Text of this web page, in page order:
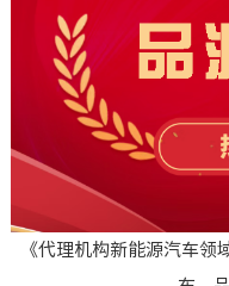
《代理机构新能源汽车